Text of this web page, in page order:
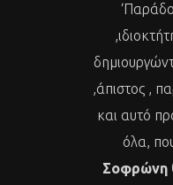
,άπιστος ,
και αυτό
όλα,
Σοφρώνη